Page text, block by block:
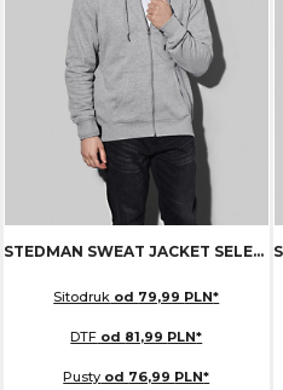
STEDMAN SWEAT JACKET SELECT
Sitodruk od 79,99 PLN*
DTF od 81,99 PLN*
Pusty od 76,99 PLN*